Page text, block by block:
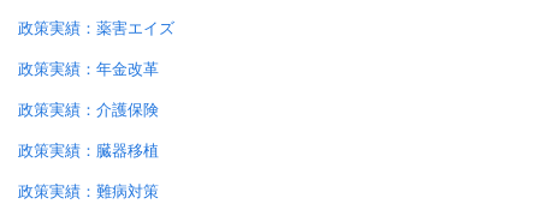
政策実績：薬害エイズ
政策実績：年金改革
政策実績：介護保険
政策実績：臓器移植
政策実績：難病対策